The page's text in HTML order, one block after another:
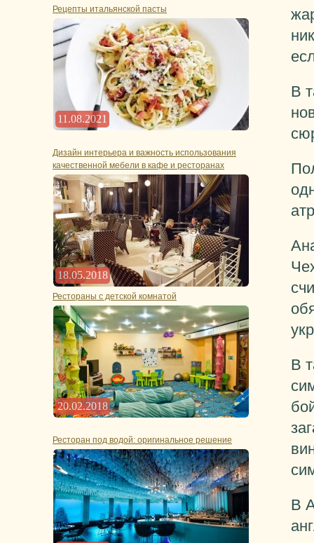
Рецепты итальянской пасты
11.08.2021
Дизайн интерьера и важность использования
качественной мебели в кафе и ресторанах
18.05.2018
Рестораны с детской комнатой
20.02.2018
Ресторан под водой: оригинальное решение
В
В
В